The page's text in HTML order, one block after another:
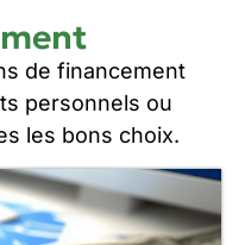
de financement
personnels ou
les bons choix.